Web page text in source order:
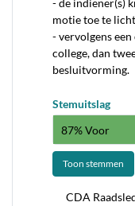
- de indiener(s)
motie toe te
- vervolgens
college, dan
besluitvorming.
Stemuitslag
87% Voor
Toon stemmen
CDA